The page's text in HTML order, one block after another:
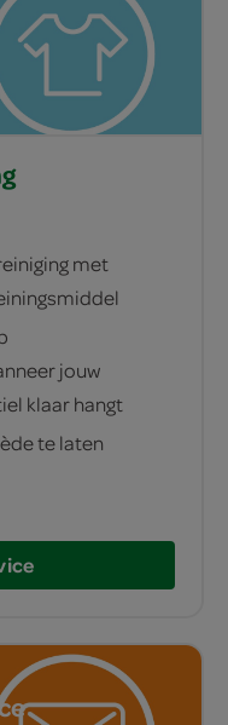
met
jouw
klaar hangt
te laten